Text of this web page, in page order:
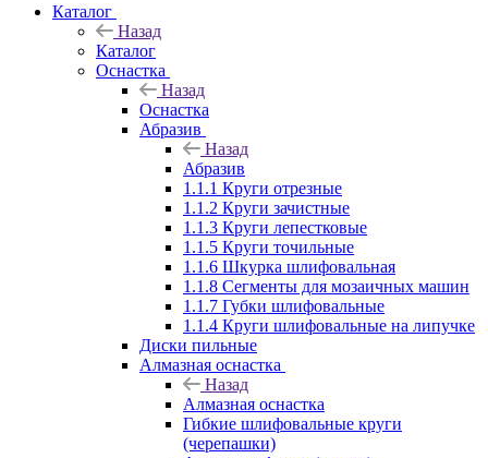
Каталог
Назад
Каталог
Оснастка
Назад
Оснастка
Абразив
Назад
Абразив
1.1.1 Круги отрезные
1.1.2 Круги зачистные
1.1.3 Круги лепестковые
1.1.5 Круги точильные
1.1.6 Шкурка шлифовальная
1.1.8 Сегменты для мозаичных машин
1.1.7 Губки шлифовальные
1.1.4 Круги шлифовальные на липучке
Диски пильные
Алмазная оснастка
Назад
Алмазная оснастка
Гибкие шлифовальные круги
(черепашки)